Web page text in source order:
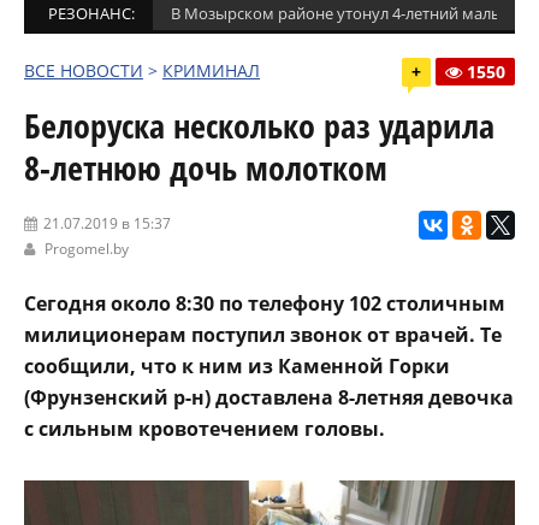
РЕЗОНАНС: В Мозырском районе утонул 4-летний мальчик
ВСЕ НОВОСТИ > КРИМИНАЛ + 1550
Белоруска несколько раз ударила
8-летнюю дочь молотком
21.07.2019 в 15:37
Progomel.by
Сегодня около 8:30 по телефону 102 столичным
милиционерам поступил звонок от врачей. Те
сообщили, что к ним из Каменной Горки
(Фрунзенский р-н) доставлена 8-летняя девочка
с сильным кровотечением головы.